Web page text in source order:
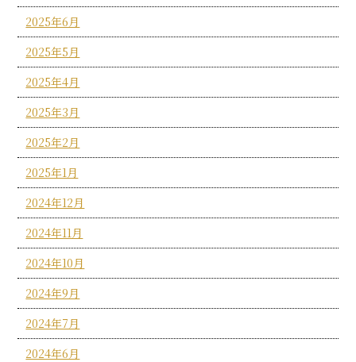
2025年6月
2025年5月
2025年4月
2025年3月
2025年2月
2025年1月
2024年12月
2024年11月
2024年10月
2024年9月
2024年7月
2024年6月